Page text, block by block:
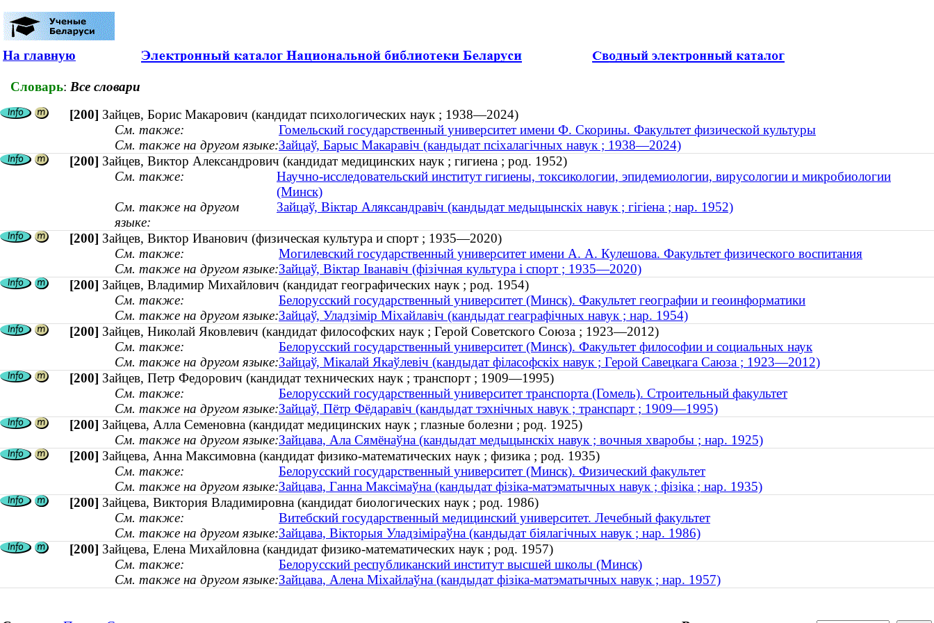
На главную
Словарь: Все словари
[200] Зайцев, Борис Макарович (кандидат психологических наук ; 1938—2024)
См. также:
Гомельский государственный университет имени Ф. Скорины. Факультет физической культуры
См. также на другом языке:Зайцаў, Барыс Макаравіч (кандыдат псіхалагічных навук ; 1938—2024)
[200] Зайцев, Виктор Александрович (кандидат медицинских наук ; гигиена ; род. 1952)
См. также:
Научно-исследовательский институт гигиены, токсикологии, эпидемиологии, вирусологии и микробиологии
(Минск)
См. также на другом
языке:
Зайцаў, Віктар Аляксандравіч (кандыдат медыцынскіх навук ; гігіена ; нар. 1952)
[200] Зайцев, Виктор Иванович (физическая культура и спорт ; 1935—2020)
См. также:
Могилевский государственный университет имени А. А. Кулешова. Факультет физического воспитания
См. также на другом языке:Зайцаў, Віктар Іванавіч (фізічная культура і спорт ; 1935—2020)
[200] Зайцев, Владимир Михайлович (кандидат географических наук ; род. 1954)
См. также:
Белорусский государственный университет (Минск). Факультет географии и геоинформатики
См. также на другом языке:Зайцаў, Уладзімір Міхайлавіч (кандыдат геаграфічных навук ; нар. 1954)
[200] Зайцев, Николай Яковлевич (кандидат философских наук ; Герой Советского Союза ; 1923—2012)
См. также:
Белорусский государственный университет (Минск). Факультет философии и социальных наук
См. также на другом языке:Зайцаў, Мікалай Якаўлевіч (кандыдат філасофскіх навук ; Герой Савецкага Саюза ; 1923—2012)
[200] Зайцев, Петр Федорович (кандидат технических наук ; транспорт ; 1909—1995)
См. также:
Белорусский государственный университет транспорта (Гомель). Строительный факультет
См. также на другом языке:Зайцаў, Пётр Фёдаравіч (кандыдат тэхнічных навук ; транспарт ; 1909—1995)
[200] Зайцева, Алла Семеновна (кандидат медицинских наук ; глазные болезни ; род. 1925)
См. также на другом языке:Зайцава, Ала Сямёнаўна (кандыдат медыцынскіх навук ; вочныя хваробы ; нар. 1925)
[200] Зайцева, Анна Максимовна (кандидат физико-математических наук ; физика ; род. 1935)
См. также:
Белорусский государственный университет (Минск). Физический факультет
См. также на другом языке:Зайцава, Ганна Максімаўна (кандыдат фізіка-матэматычных навук ; фізіка ; нар. 1935)
[200] Зайцева, Виктория Владимировна (кандидат биологических наук ; род. 1986)
См. также:
Витебский государственный медицинский университет. Лечебный факультет
См. также на другом языке:Зайцава, Вікторыя Уладзіміраўна (кандыдат біялагічных навук ; нар. 1986)
[200] Зайцева, Елена Михайловна (кандидат физико-математических наук ; род. 1957)
См. также:
Белорусский республиканский институт высшей школы (Минск)
См. также на другом языке:Зайцава, Алена Міхайлаўна (кандыдат фізіка-матэматычных навук ; нар. 1957)